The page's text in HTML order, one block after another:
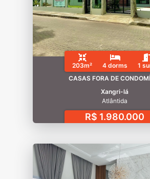
203m² 4 dorms
1
CASAS FORA DE
Xangri-lá
Atlântida
R$ 1.980.000